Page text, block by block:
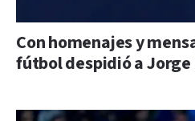
Con homenajes y
fútbol despidió a Jorge